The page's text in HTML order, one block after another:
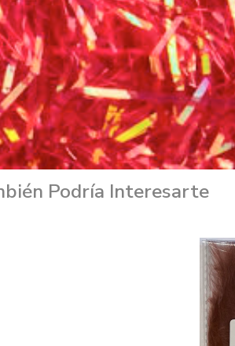
Podría Interesarte